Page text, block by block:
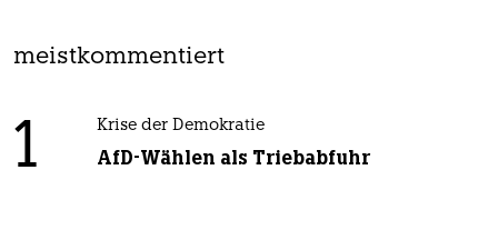
meistkommentiert
1 Krise der Demokratie
AfD-Wählen als Triebabfuhr